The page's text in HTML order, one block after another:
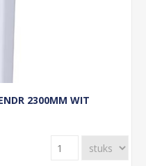
2300MM WIT